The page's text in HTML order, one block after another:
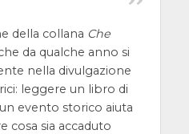
della collana Che
da qualche anno si
nella divulgazione
leggere un libro di
evento storico aiuta
cosa sia accaduto